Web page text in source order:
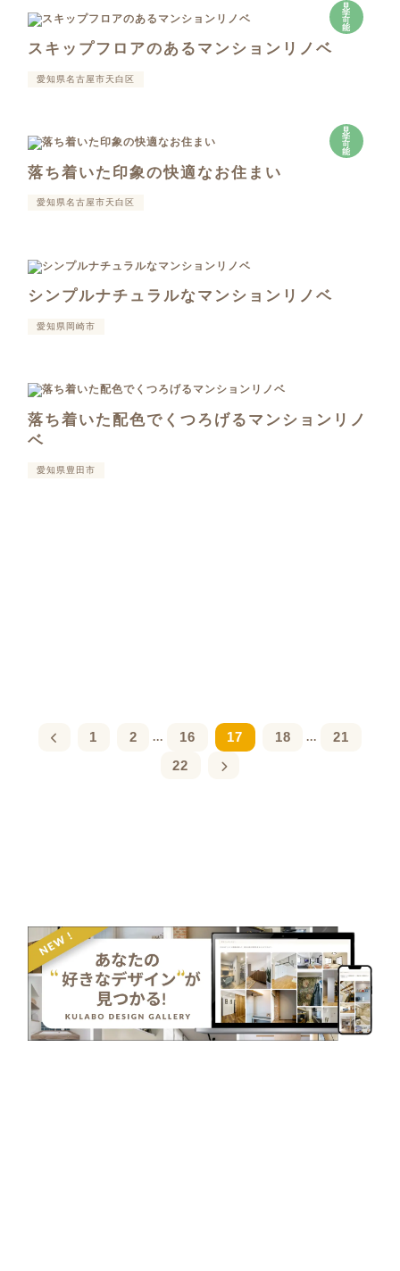
見
学
可
能
スキップフロアのあるマンションリノベ
愛知県名古屋市天白区
見
学
可
能
落ち着いた印象の快適なお住まい
愛知県名古屋市天白区
シンプルナチュラルなマンションリノベ
愛知県岡崎市
落ち着いた配色でくつろげるマンションリノ
ベ
愛知県豊田市
1 2 ... 16 17 18 ...
21
22